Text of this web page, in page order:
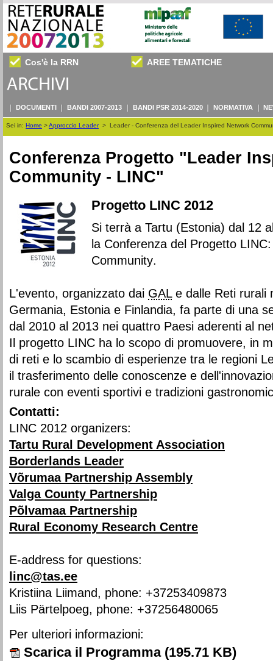
Cos'è la RRN AREE TEMATICHE
DOCUMENTI BANDI 2007-2013 BANDI PSR 2014-2020 NORMATIVA
Sei in: Home >Approccio Leader> Leader - Conferenza del Leader Inspired Network
Conferenza Progetto "Leader
Community - LINC"
Progetto LINC 2012
Si terrà a Tartu (Estonia) dal 12
la Conferenza del Progetto
Community.
L'evento, organizzato dai GALe dalle Reti rurali
Germania, Estonia e Finlandia, fa parte di una
dal 2010 al 2013 nei quattro Paesi aderenti al
Il progetto LINC ha lo scopo di promuovere, in
di reti e lo scambio di esperienze tra le regioni
il trasferimento delle conoscenze e
rurale con eventi sportivi e tradizioni
Contatti:
LINC 2012 organizers:
Tartu Rural Development Association
Borderlands Leader
Võrumaa Partnership Assembly
Valga County Partnership
Põlvamaa Partnership
Rural Economy Research Centre
E-address for questions:
linc@tas.ee
Kristiina Liimand, phone: +37253409873
Liis Pärtelpoeg, phone: +37256480065
Per ulteriori informazioni:
Scarica il Programma(195.71 KB)